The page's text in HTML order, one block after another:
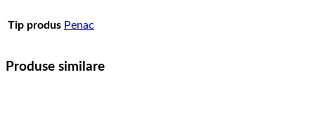
Tip produs Penac
Produse similare